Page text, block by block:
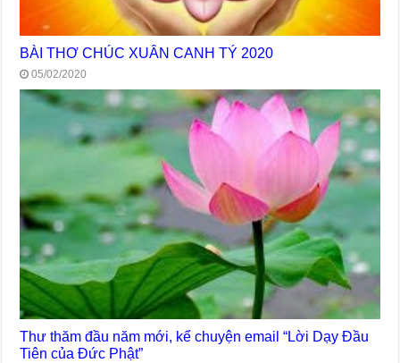
BÀI THƠ CHÚC XUÂN CANH TÝ 2020
05/02/2020
Thư thăm đầu năm mới, kể chuyện email “Lời Dạy Đầu
Tiên của Đức Phật”